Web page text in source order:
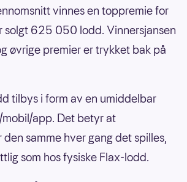
vinnes en toppremie for
solgt 625 050 lodd. Vinnersjansen
øvrige premier er trykket bak på
tilbys i form av en umiddelbar
app. Det betyr at
samme hver gang det spilles,
som hos fysiske Flax-lodd.